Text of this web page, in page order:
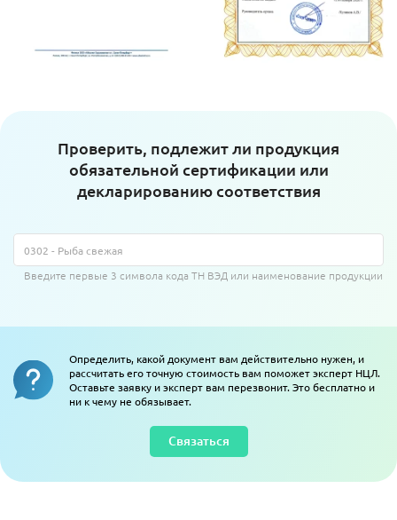
Проверить, подлежит ли продукция
обязательной сертификации или
декларированию соответствия
Введите первые 3 символа кода ТН ВЭД или наименование продукции
Определить, какой документ вам действительно нужен, и
рассчитать его точную стоимость вам поможет эксперт НЦЛ.
Оставьте заявку и эксперт вам перезвонит. Это бесплатно и
ни к чему не обязывает.
Связаться